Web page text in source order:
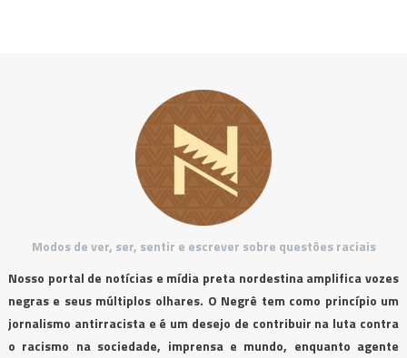
Modos de ver, ser, sentir e escrever sobre questões raciais
Nosso portal de notícias e mídia preta nordestina amplifica vozes
negras e seus múltiplos olhares. O Negrê tem como princípio um
jornalismo antirracista e é um desejo de contribuir na luta contra
o racismo na sociedade, imprensa e mundo, enquanto agente